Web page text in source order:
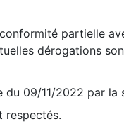
partielle
dérogations
du 09/11/2022 par
respectés.